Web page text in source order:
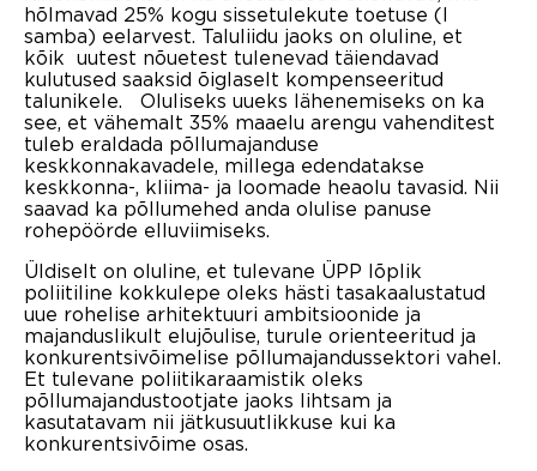
hõlmavad 25% kogu sissetulekute toetuse (I
samba) eelarvest. Taluliidu jaoks on oluline, et
kõik uutest nõuetest tulenevad täiendavad
kulutused saaksid õiglaselt kompenseeritud
talunikele. Oluliseks uueks lähenemiseks on ka
see, et vähemalt 35% maaelu arengu vahenditest
tuleb eraldada põllumajanduse
keskkonnakavadele, millega edendatakse
keskkonna-, kliima- ja loomade heaolu tavasid. Nii
saavad ka põllumehed anda olulise panuse
rohepöörde elluviimiseks.
Üldiselt on oluline, et tulevane ÜPP lõplik
poliitiline kokkulepe oleks hästi tasakaalustatud
uue rohelise arhitektuuri ambitsioonide ja
majanduslikult elujõulise, turule orienteeritud ja
konkurentsivõimelise põllumajandussektori vahel.
Et tulevane poliitikaraamistik oleks
põllumajandustootjate jaoks lihtsam ja
kasutatavam nii jätkusuutlikkuse kui ka
konkurentsivõime osas.